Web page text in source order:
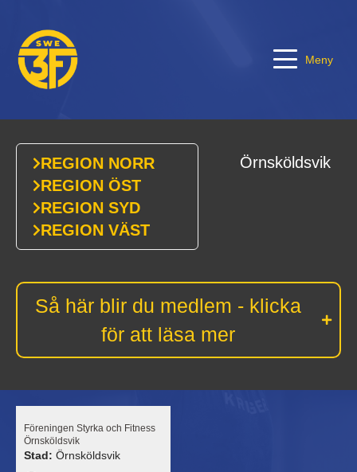
Meny
REGION NORR
REGION ÖST
REGION SYD
REGION VÄST
Örnsköldsvik
Så här blir du medlem - klicka
för att läsa mer
Föreningen Styrka och Fitness
Örnsköldsvik
Stad: Örnsköldsvik